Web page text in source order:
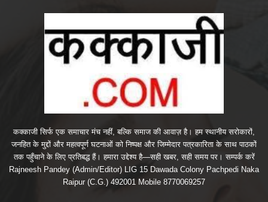
कक्काजी सिर्फ एक समाचार मंच नहीं, बल्कि समाज की आवाज़ है। हम स्थानीय सरोकारों,
जनहित के मुद्दों और महत्वपूर्ण घटनाओं को निष्पक्ष और जिम्मेदार पत्रकारिता के साथ पाठकों
तक पहुँचाने के लिए प्रतिबद्ध हैं। हमारा उद्देश्य है—सही खबर, सही समय पर। सम्पर्क करें
Rajneesh Pandey (Admin/Editor) LIG 15 Dawada Colony Pachpedi Naka
Raipur (C.G.) 492001 Mobile 8770069257